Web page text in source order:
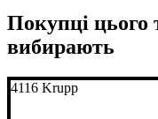
Покупці цього
вибирають
4116 Krupp